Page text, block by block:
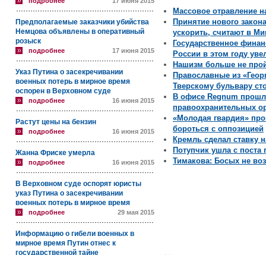
Предполагаемые заказчики убийства
Немцова объявлены в оперативный
розыск
подробнее 17 июня 2015
Указ Путина о засекречивании
военных потерь в мирное время
оспорен в Верховном суде
подробнее 16 июня 2015
Растут цены на бензин
подробнее 16 июня 2015
Жанна Фриске умерла
подробнее 16 июня 2015
В Верховном суде оспорят юристы
указ Путина о засекречивании
военных потерь в мирное время
подробнее 29 мая 2015
Информацию о гибели военных в
мирное время Путин отнес к
государственной тайне
Массовое отравление
Принятие нового
ускорить, считают в
Государственное
России в этом году
Нашизм больше не
Православные из
Тверскому бульвару
В офисе Regnum
правоохранительных
«Молодая гвардия»
бороться с оппозицией
Кремль сделал ставку
Потупчик ушла с поста
Тимакова: Босых не